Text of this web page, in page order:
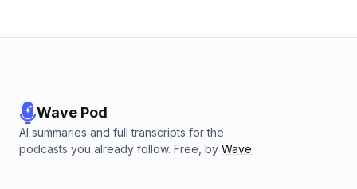
Wave Pod
AI summaries and full transcripts for the
podcasts you already follow. Free, by Wave.